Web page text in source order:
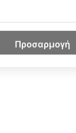
εκεί έξω
προσφέρει
Προσαρμογή